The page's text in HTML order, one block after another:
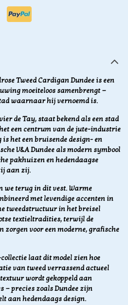
Tweed Cardigan Dundee is een
moeiteloos samenbrengt —
waarnaar hij vernoemd is.
de Tay, staat bekend als een stad
een centrum van de jute-industrie
is het een bruisende design- en
V&A Dundee als modern symbool
pakhuizen en hedendaagse
aan zij.
we terug in dit vest. Warme
met levendige accenten in
tweedstructuur in het breisel
textieltradities, terwijl de
voor een moderne, grafische
laat dit model zien hoe
van tweed verrassend actueel
wordt gekoppeld aan
— precies zoals Dundee zijn
aan hedendaags design.